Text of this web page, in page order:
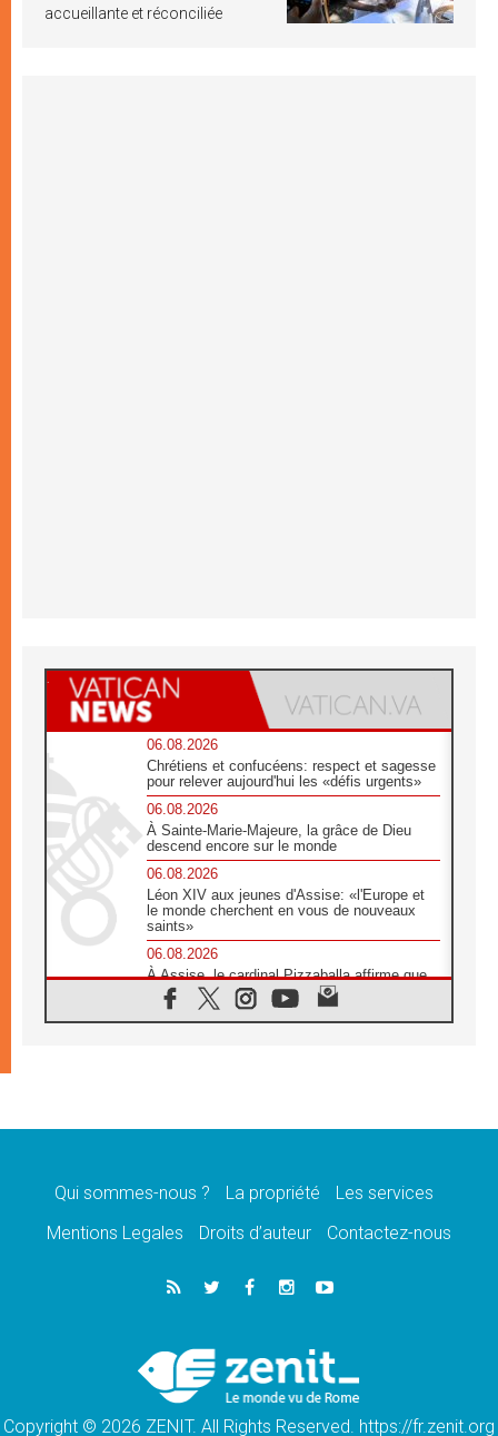
accueillante et réconciliée
06.08.2026
Chrétiens et confucéens: respect et sagesse
pour relever aujourd'hui les «défis urgents»
06.08.2026
À Sainte-Marie-Majeure, la grâce de Dieu
descend encore sur le monde
06.08.2026
Léon XIV aux jeunes d'Assise: «l'Europe et
le monde cherchent en vous de nouveaux
saints»
06.08.2026
À Assise, le cardinal Pizzaballa affirme que
«les chrétiens veulent la paix»
06.08.2026
message de paix et de dignité humaine»
«La visite du Pape en Uruguay renforcera
05.08.2026
Le nonce en Ukraine: «Il est inquiétant
Léon XIV au Pérou, une lueur d'espoir pour
un peuple en quête de paix
Qui sommes-nous ? La propriété
Les services
Mentions Legales
Droits d’auteur Contactez-nous
Copyright © 2026 ZENIT. All Rights Reserved. https://fr.zenit.org